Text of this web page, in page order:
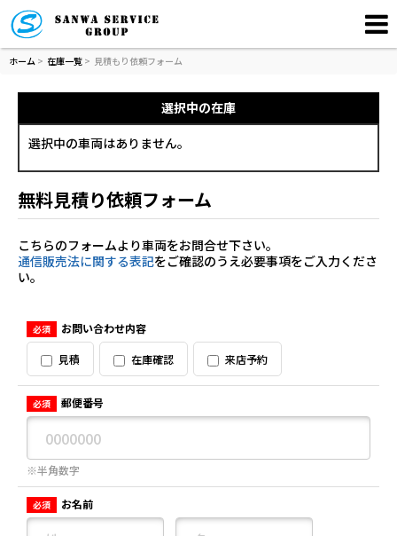
ホーム > 在庫一覧 > 見積もり依頼フォーム
選択中の在庫
選択中の車両はありません。
無料見積り依頼フォーム
こちらのフォームより車両をお問合せ下さい。
通信販売法に関する表記をご確認のうえ必要事項をご入力くださ
い。
必須 お問い合わせ内容
見積 在庫確認 来店予約
必須 郵便番号
※半角数字
必須 お名前